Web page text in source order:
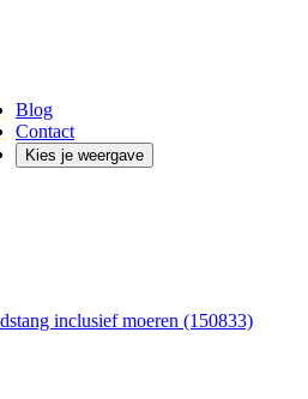
Blog
Contact
Kies je weergave
inclusief moeren (150833)